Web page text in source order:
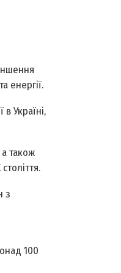
енергії.
Україні,
також
з
100